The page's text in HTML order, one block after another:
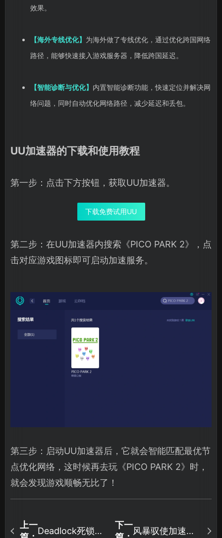
效果。
【海外专线优化】 为海外做了专线优化，通过优化跨国网络
路径，能够快速接入游戏服务器，降低跨国延迟。
【智能诊断与优化】 内置智能诊断功能，快速定位并解决网
络问题，同时自动优化网络路径，减少延迟和丢包。
UU加速器的下载和使用教程
第一步：点击下方按钮，获取UU加速器。
下载免费试用UU
第二步：在UU加速器内搜索《PICO PARK 2》，点
击对应游戏图标即可启动加速服务。
第三步：启动UU加速器后，它就会智能匹配最优节
点优化网络，这时候再去玩《PICO PARK 2》时，
就会发现游戏顺畅无比了！
上一
Deadlock死锁如
下一
风暴驭使加速器